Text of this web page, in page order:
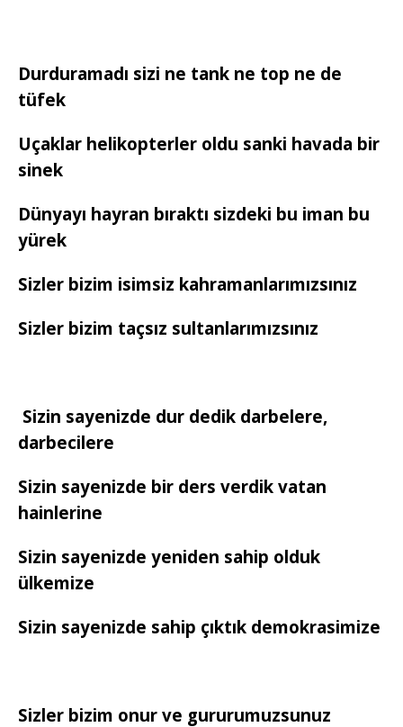
Durduramadı sizi ne tank ne top ne de
tüfek
Uçaklar helikopterler oldu sanki havada bir
sinek
Dünyayı hayran bıraktı sizdeki bu iman bu
yürek
Sizler bizim isimsiz kahramanlarımızsınız
Sizler bizim taçsız sultanlarımızsınız
Sizin sayenizde dur dedik darbelere,
darbecilere
Sizin sayenizde bir ders verdik vatan
hainlerine
Sizin sayenizde yeniden sahip olduk
ülkemize
Sizin sayenizde sahip çıktık demokrasimize
Sizler bizim onur ve gururumuzsunuz